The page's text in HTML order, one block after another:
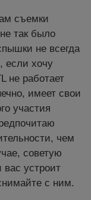
съемки
так было
не всегда
если хочу
не работает
имеет свои
участия
чем
советую
устроит
с ним.